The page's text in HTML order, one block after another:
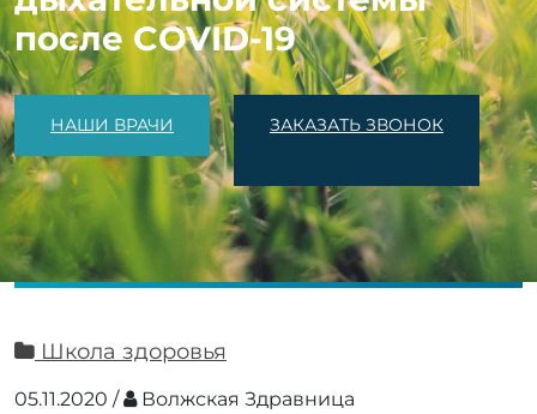
после COVID-19
НАШИ ВРАЧИ ЗАКАЗАТЬ ЗВОНОК
Школа здоровья
05.11.2020 / Волжская Здравница